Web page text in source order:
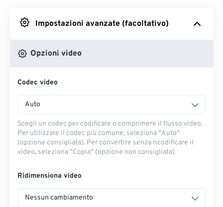
Da Google Drive
Impostazioni avanzate (facoltativo)
Opzioni video
Codec video
Auto
Scegli un codec per codificare o comprimere il flusso video.
Per utilizzare il codec più comune, seleziona "Auto"
(opzione consigliata). Per convertire senza ricodificare il
video, seleziona "Copia" (opzione non consigliata).
Ridimensiona video
Nessun cambiamento